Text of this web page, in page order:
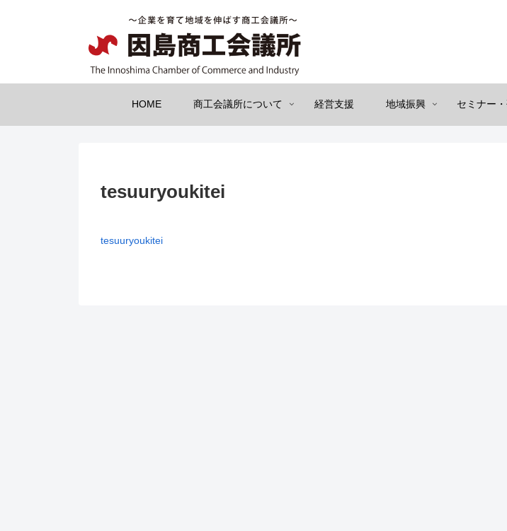
HOME 商工会議所について 経営支援 地域振興 セミナー
tesuuryoukitei
tesuuryoukitei